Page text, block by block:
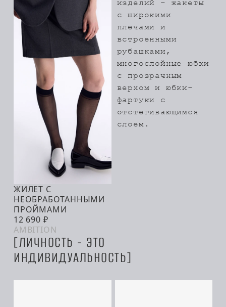
изделий – жакеты
с широкими
плечами и
встроенными
рубашками,
многослойные юбки
с прозрачным
верхом и юбки-
фартуки с
отстегивающимся
слоем.
В КОРЗИНУ
ЖИЛЕТ С
НЕОБРАБОТАННЫМИ
ПРОЙМАМИ
12 690 ₽
AMBITION
ЛИЧНОСТЬ - ЭТО
ИНДИВИДУАЛЬНОСТЬ